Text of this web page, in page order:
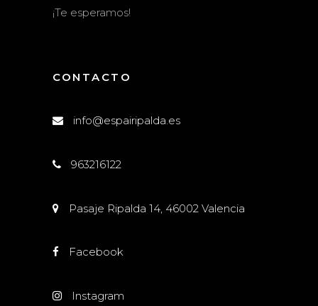
¡Te esperamos!
CONTACTO
info@espairipalda.es
963216122
Pasaje Ripalda 14, 46002 Valencia
Facebook
Instagram